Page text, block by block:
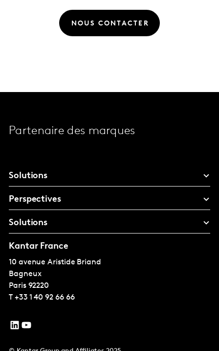
NOUS CONTACTER
Partenaire des marques
Solutions
Perspectives
Solutions
Kantar France
10 avenue Aristide Briand
Bagneux
Paris 92220
T +33 1 40 92 66 66